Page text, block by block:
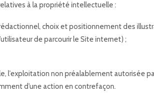
à la propriété intellectuelle :
choix et positionnement des
de parcourir le Site internet) ;
l’exploitation non préalablement autorisée
d’une action en contrefaçon.